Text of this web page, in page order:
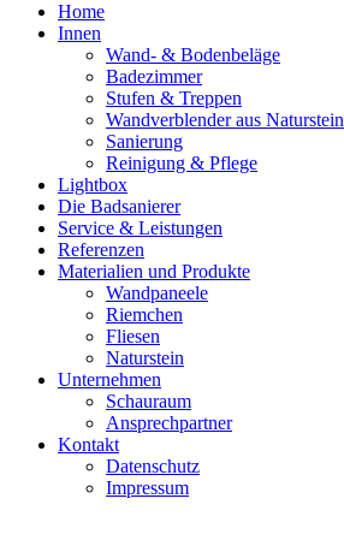
Home
Innen
Wand- & Bodenbeläge
Badezimmer
Stufen & Treppen
Wandverblender aus Naturstein
Sanierung
Reinigung & Pflege
Lightbox
Die Badsanierer
Service & Leistungen
Referenzen
Materialien und Produkte
Wandpaneele
Riemchen
Fliesen
Naturstein
Unternehmen
Schauraum
Ansprechpartner
Kontakt
Datenschutz
Impressum